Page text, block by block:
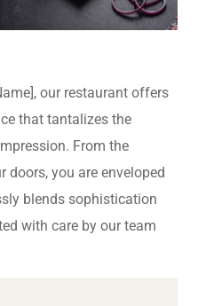
our restaurant offers
that tantalizes the
From the
doors, you are enveloped
blends sophistication
with care by our team